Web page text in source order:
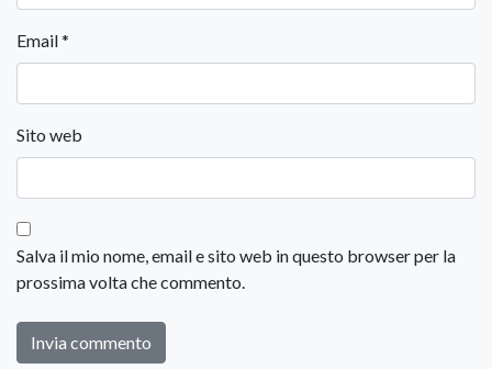
Email*
Sito web
Salva il mio nome, email e sito web in questo browser per la
prossima volta che commento.